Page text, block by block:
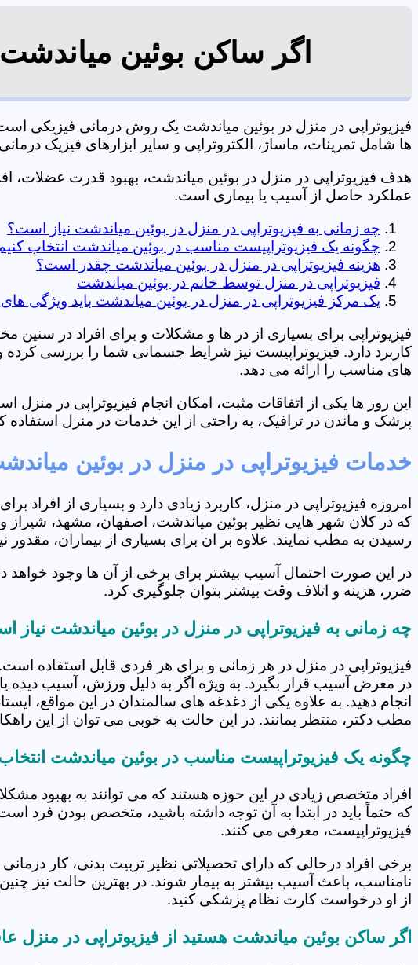
اگر ساکن بوئین
فیزیوتراپی در منزل در بوئین میاندشت یک روش درمانی فیزیکی
ها شامل تمرینات، ماساژ، الکتروتراپی و سایر ابزارهای فیزیک درمانی می شود. 09106210197
هدف فیزیوتراپی در منزل در بوئین میاندشت، بهبود قدرت
عملکرد حاصل از آسیب یا بیماری است.
چه زمانی به فیزیوتراپی در منزل در بوئین میاندشت نیاز است؟
چگونه یک فیزیوتراپیست مناسب در بوئین میاندشت انتخاب
هزینه فیزیوتراپی در منزل در بوئین میاندشت چقدر است؟
فیزیوتراپی در منزل توسط خانم در بوئین میاندشت
یک مرکز فیزیوتراپی در منزل در بوئین میاندشت باید ویژگی
فیزیوتراپی برای بسیاری از در ها و مشکلات و برای افراد در سنین
کاربرد دارد. فیزیوتراپیست نیز شرایط جسمانی شما را بررسی کرده
های مناسب را ارائه می دهد.
این روز ها یکی از اتفاقات مثبت، امکان انجام فیزیوتراپی در
پزشک و ماندن در ترافیک، به راحتی از این خدمات در منزل استفاده
خدمات فیزیوتراپی در منزل در بوئین
امروزه فیزیوتراپی در منزل، کاربرد زیادی دارد و بسیاری از
که در کلان شهر هایی نظیر بوئین میاندشت، اصفهان، مشهد، شیراز
رسیدن به مطب نمایند. علاوه بر ان برای بسیاری از بیماران،
در این صورت احتمال آسیب بیشتر برای برخی از آن ها وجود خواهد
ضرر، هزینه و اتلاف وقت بیشتر بتوان جلوگیری کرد.
چه زمانی به فیزیوتراپی در منزل در بوئین میاندشت نیاز
فیزیوتراپی در منزل در هر زمانی و برای هر فردی قابل استفاده
در معرض آسیب قرار بگیرد. به ویژه اگر به دلیل ورزش، آسیب
انجام دهید. به علاوه یکی از دغدغه های سالمندان در این مواقع،
مطب دکتر، منتظر بمانند. در این حالت به خوبی می توان از این
چگونه یک فیزیوتراپیست مناسب در بوئین میاندشت
افراد متخصص زیادی در این حوزه هستند که می توانند به بهبود
که حتماً باید در ابتدا به آن توجه داشته باشید، متخصص بودن فرد
فیزیوتراپیست، معرفی می کنند.
برخی افراد درحالی که دارای تحصیلاتی نظیر تربیت بدنی، کار
نامناسب، باعث آسیب بیشتر به بیمار شوند. در بهترین حالت نیز
از او درخواست کارت نظام پزشکی کنید.
اگر ساکن بوئین میاندشت هستید از فیزیوتراپی در منزل